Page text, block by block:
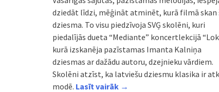
dziedāt līdzi, mēģināt atminēt, kurā filmā skan
dziesma. To visu piedzīvoja SVĢ skolēni, kuri
piedalījās dueta “Mediante” koncertlekcijā
kurā izskanēja pazīstamas Imanta Kalniņa
dziesmas ar dažādu autoru, dzejnieku vārdiem.
Skolēni atzīst, ka latviešu dziesmu klasika ir
modē. Lasīt vairāk →